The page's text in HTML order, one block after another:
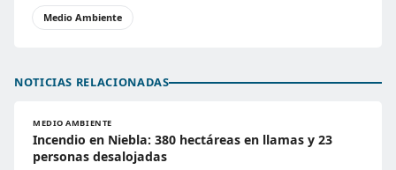
Medio Ambiente
NOTICIAS RELACIONADAS
MEDIO AMBIENTE
Incendio en Niebla: 380 hectáreas en llamas y 23
personas desalojadas